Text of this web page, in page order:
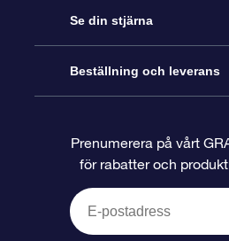
Kontakta oss
Blogg
Recensioner
Online-Stjärngåva
OSR Gåvopaket
OSR Presentkort
Företagspresenter
Se din stjärna
Stjärnregiste
Personlig Stjärnsida
One Million Stars
Beställning och leverans
Betalningsinformation
Leveransinformation
Prenumerera på vårt
för rabatter och